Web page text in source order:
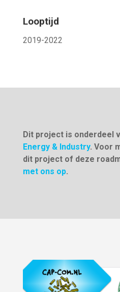
Looptijd
2019-2022
Dit project is onderdeel
Energy & Industry. Voor
dit project of deze
met ons op.